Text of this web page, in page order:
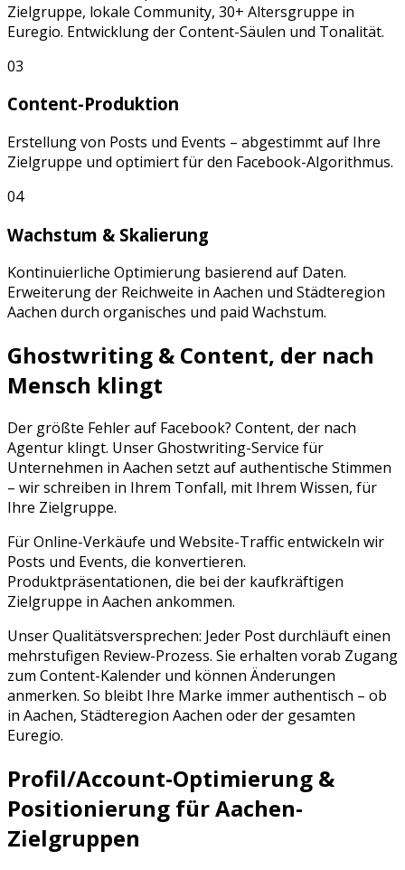
Zielgruppe, lokale Community, 30+ Altersgruppe in
Euregio. Entwicklung der Content-Säulen und Tonalität.
03
Content-Produktion
Erstellung von Posts und Events – abgestimmt auf Ihre
Zielgruppe und optimiert für den Facebook-Algorithmus.
04
Wachstum & Skalierung
Kontinuierliche Optimierung basierend auf Daten.
Erweiterung der Reichweite in Aachen und Städteregion
Aachen durch organisches und paid Wachstum.
Ghostwriting & Content, der nach
Mensch klingt
Der größte Fehler auf Facebook? Content, der nach
Agentur klingt. Unser Ghostwriting-Service für
Unternehmen in Aachen setzt auf authentische Stimmen
– wir schreiben in Ihrem Tonfall, mit Ihrem Wissen, für
Ihre Zielgruppe.
Für Online-Verkäufe und Website-Traffic entwickeln wir
Posts und Events, die konvertieren.
Produktpräsentationen, die bei der kaufkräftigen
Zielgruppe in Aachen ankommen.
Unser Qualitätsversprechen: Jeder Post durchläuft einen
mehrstufigen Review-Prozess. Sie erhalten vorab Zugang
zum Content-Kalender und können Änderungen
anmerken. So bleibt Ihre Marke immer authentisch – ob
in Aachen, Städteregion Aachen oder der gesamten
Euregio.
Profil/Account-Optimierung &
Positionierung fürAachen-
Zielgruppen